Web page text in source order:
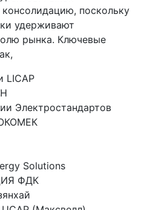
поскольку
удерживают
рынка. Ключевые
LICAP
Электростандартов
Solutions
ФДК